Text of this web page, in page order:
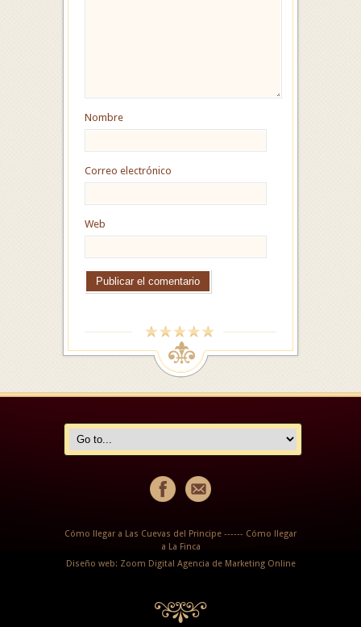
Nombre
Correo electrónico
Web
Cómo llegar a Las Cuevas del Principe ------ Cómo llegar
a La Finca
Diseño web: Zoom Digital Agencia de Marketing Online